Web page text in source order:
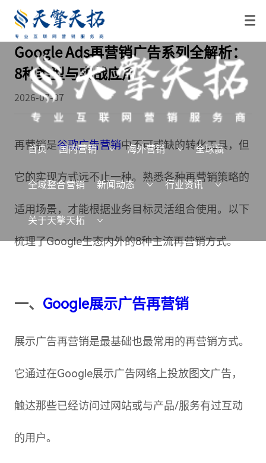
首页 国内营销 海外营销 全球赢
全域整合营销 新闻动态 行业资讯
关于天擎天拓
Google Ads再营销广告系列全解析：
8种类型与实战应用
2026-07-07
再营销是谷歌广告营销中不可或缺的转化工具，但
它的实现方式远不止一种。熟悉各种再营销策略的
适用场景，才能根据业务目标灵活组合使用。以下
梳理了Google生态内外的8种主流再营销方式。
一、 Google展示广告再营销
展示广告再营销是最基础也最常用的再营销方式。
它通过在Google展示广告网络上投放图文广告，
触达那些已经访问过网站或与产品/服务有过互动
的用户。